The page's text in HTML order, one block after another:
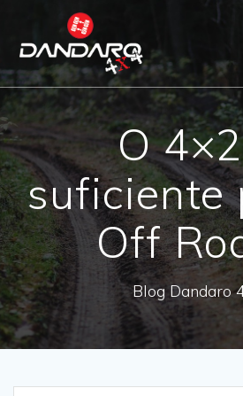
O
suficiente
Off
Blog Dandaro